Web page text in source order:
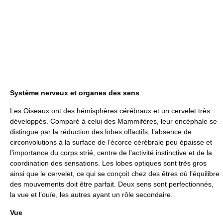
Système nerveux et organes des sens
Les Oiseaux ont des hémisphères cérébraux et un cervelet très
développés. Comparé à celui des Mammifères, leur encéphale se
distingue par la réduction des lobes olfactifs, l’absence de
circonvolutions à la surface de l’écorce cérébrale peu épaisse et
l’importance du corps strié, centre de l’activité instinctive et de la
coordination des sensations. Les lobes optiques sont très gros
ainsi que le cervelet, ce qui se conçoit chez des êtres où l’équilibre
des mouvements doit être parfait. Deux sens sont perfectionnés,
la vue et l’ouïe, les autres ayant un rôle secondaire.
Vue